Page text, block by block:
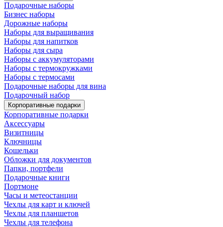
Подарочные наборы
Бизнес наборы
Дорожные наборы
Наборы для выращивания
Наборы для напитков
Наборы для сыра
Наборы с аккумуляторами
Наборы с термокружками
Наборы с термосами
Подарочные наборы для вина
Подарочный набор
Корпоративные подарки
Корпоративные подарки
Аксессуары
Визитницы
Ключницы
Кошельки
Обложки для документов
Папки, портфели
Подарочные книги
Портмоне
Часы и метеостанции
Чехлы для карт и ключей
Чехлы для планшетов
Чехлы для телефона